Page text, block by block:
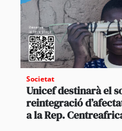
Societat
Unicef destinarà el
reintegració
a la Rep.